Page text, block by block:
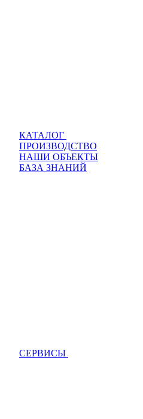
КАТАЛОГ
ПРОИЗВОДСТВО
НАШИ ОБЪЕКТЫ
БАЗА ЗНАНИЙ
СЕРВИСЫ